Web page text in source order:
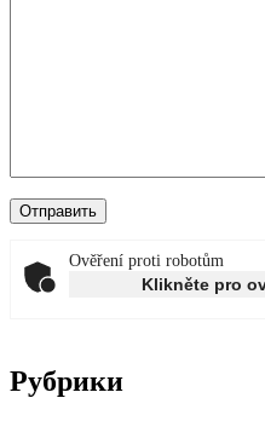
Ověření proti robotům
Klikněte pro
Рубрики